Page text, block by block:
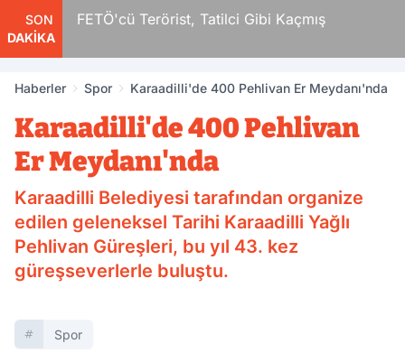
SON
DAKİKA
Tatilci Gibi Kaçmış Pompadaki
Haberler Spor Karaadilli'de 400 Pehlivan Er Meydanı'nda
Karaadilli'de 400 Pehlivan
Er Meydanı'nda
Karaadilli Belediyesi tarafından organize
edilen geleneksel Tarihi Karaadilli Yağlı
Pehlivan Güreşleri, bu yıl 43. kez
güreşseverlerle buluştu.
Spor